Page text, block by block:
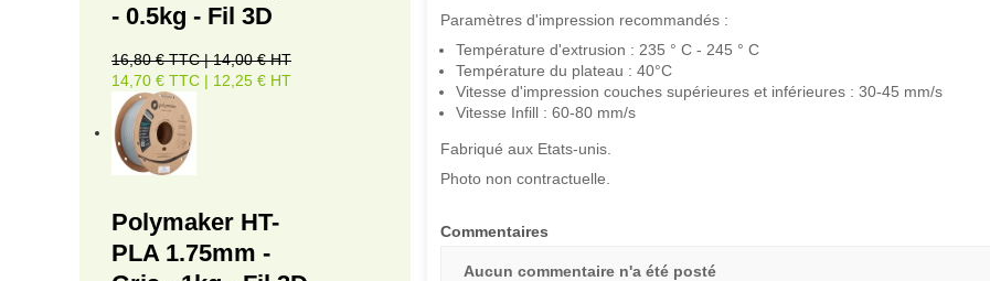
- 0.5kg - Fil 3D
16,80 € TTC | 14,00 € HT
14,70 € TTC | 12,25 € HT
Polymaker HT-
PLA 1.75mm -
Paramètres d'impression recommandés :
Température d'extrusion : 235 ° C - 245 ° C
Température du plateau : 40°C
Vitesse d'impression couches supérieures et inférieures : 30-45 mm/s
Vitesse Infill : 60-80 mm/s
Fabriqué aux Etats-unis.
Photo non contractuelle.
Commentaires
Aucun commentaire n'a été posté